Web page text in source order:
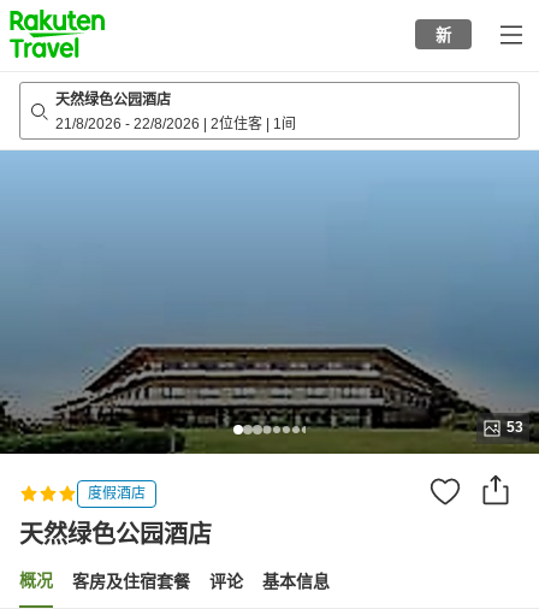
to
top
page
新
天然绿色公园酒店
21/8/2026 - 22/8/2026 2位住客 1间
53
度假酒店
天然绿色公园酒店
概况 客房及住宿套餐 评论 基本信息